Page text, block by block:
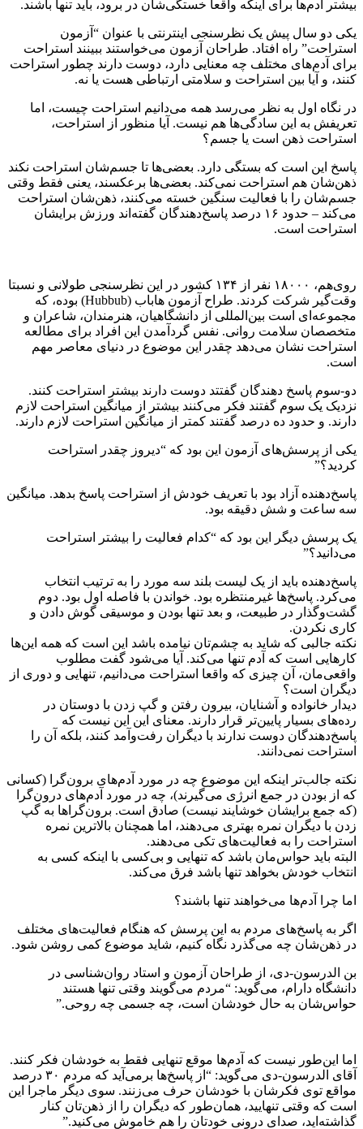
بیشتر آدم‌ها برای اینکه واقعا خستگی‌شان در برود، باید تنها باشند.
یکی دو سال پیش یک نظرسنجی اینترنتی با عنوان “آزمون
استراحت” راه افتاد. طراحان آزمون می‌خواستند ببینند استراحت
برای آدم‌های مختلف چه معنایی دارد، دوست دارند چطور استراحت
کنند، و آیا بین استراحت و سلامتی ارتباطی هست یا نه.
در نگاه اول به نظر می‌رسد همه می‌دانیم استراحت چیست، اما
تعریفش به این سادگی‌ها هم نیست. آیا منظور از استراحت،
استراحت ذهن است یا جسم؟
پاسخ این است که بستگی دارد. بعضی‌ها تا جسم‌شان استراحت نکند
ذهن‌شان هم استراحت نمی‌کند. بعضی‌ها برعکسند، یعنی فقط وقتی
جسم‌شان را با فعالیت سنگین خسته می‌کنند، ذهن‌شان استراحت
می‌کند – حدود ۱۶ درصد پاسخ‌دهندگان گفته‌اند ورزش برایشان
استراحت است.
روی‌هم، ۱۸۰۰۰ نفر از ۱۳۴ کشور در این نظرسنجی طولانی و نسبتا
وقت‌گیر شرکت کردند. طراح آزمون هاباب (Hubbub) بوده، که
مجموعه‌ای است بین‌المللی از دانشگاهیان، هنرمندان، شاعران و
متخصصان سلامت روانی. نفس گرد‌آمدن این افراد برای مطالعه
استراحت نشان می‌دهد چقدر این موضوع در دنیای معاصر مهم
است.
دو-سوم پاسخ دهندگان گفتتد دوست دارند بیشتر استراحت کنند.
نزدیک یک سوم گفتند فکر می‌کنند بیشتر از میانگین استراحت لازم
دارند. و حدود ده درصد گفتند کمتر از میانگین استراحت لازم دارند.
یکی از پرسش‌های آزمون این بود که “دیروز چقدر استراحت
کردید؟”
پاسخ‌دهنده آزاد بود با تعریف خودش از استراحت پاسخ بدهد. میانگین
سه ساعت و شش دقیقه بود.
یک پرسش دیگر این بود که “کدام فعالیت را بیشتر استراحت
می‌دانید؟”
پاسخ‌دهند‌ه‌ باید از یک لیست بلند سه مورد را به ترتیب انتخاب
می‌کرد. پاسخ‌ها غیرمنتظره بود. خواندن با فاصله اول بود. دوم
گشت‌وگذار در طبیعت، و بعد تنها بودن و موسیقی گوش دادن و
کاری نکردن.
نکته جالبی که شاید به چشم‌تان نیامده باشد این است که همه این‌ها
کارهایی است که آدم تنها می‌کند. آیا می‌شود گفت مطلوب
واقعی‌مان، آن چیزی که واقعا استراحت می‌دانیم، تنهایی و دوری از
دیگران است؟
دیدار خانواده و آشنایان، بیرون رفتن و گپ زدن با دوستان در
رده‌های بسیار پایین‌تر قرار دارند. معنای این این نیست که
پاسخ‌دهندگان دوست ندارند با دیگران رفت‌وآمد کنند، بلکه آن را
استراحت نمی‌دانند.
نکته جالب‌تر اینکه این موضوع چه در مورد آدم‌های برون‌گرا (کسانی
که از بودن در جمع انرژی می‌گیرند)، چه در مورد آدم‌های درون‌گرا
(که جمع برایشان خوشایند نیست) صادق است. برون‌گراها به گپ
زدن با دیگران نمره بهتری می‌دهند، اما همچنان بالاترین نمره
استراحت را به فعالیت‌های تکی می‌دهند.
البته باید حواس‌مان باشد که تنهایی و بی‌کسی با اینکه کسی به
انتخاب خودش بخواهد تنها باشد فرق می‌کند.
اما چرا آدم‌ها می‌خواهند تنها باشند؟
اگر به پاسخ‌های مردم به این پرسش که هنگام فعالیت‌های مختلف
در ذهن‌شان چه می‌گذرد نگاه کنیم، شاید موضوع کمی روشن شود.
بن الدرسون-دی، از طراحان آزمون و استاد روان‌شناسی در
دانشگاه دارام، می‌گوید: “مردم می‌گویند وقتی تنها هستند
حواس‌شان به حال خودشان است، چه جسمی چه روحی.”
اما این‌طور نیست که آدم‌ها موقع تنهایی فقط به خودشان فکر کنند.
آقای الدرسون-دی می‌گوید: “از پاسخ‌ها برمی‌آید که مردم ۳۰ درصد
مواقع توی فکرشان با خودشان حرف می‌زنند. سوی دیگر ماجرا این
است که وقتی تنهایید، همان‌طور که دیگران را از ذهن‌تان کنار
گذاشته‌اید، صدای درونی خودتان را هم خاموش می‌کنید.”